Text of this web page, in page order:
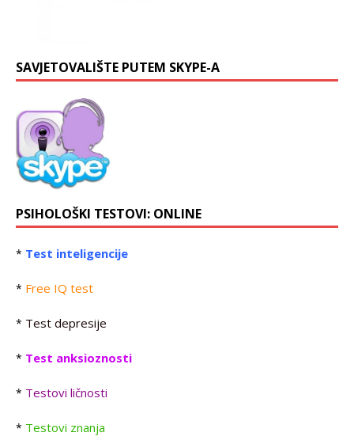
SAVJETOVALIŠTE PUTEM SKYPE-A
PSIHOLOŠKI TESTOVI: ONLINE
* Test inteligencije
* Free IQ test
* Test depresije
* Test anksioznosti
* Testovi ličnosti
* Testovi znanja